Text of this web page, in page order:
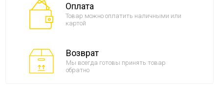
Оплата
Товар можно оплатить наличными или
картой
Возврат
Мы всегда готовы принять товар
обратно